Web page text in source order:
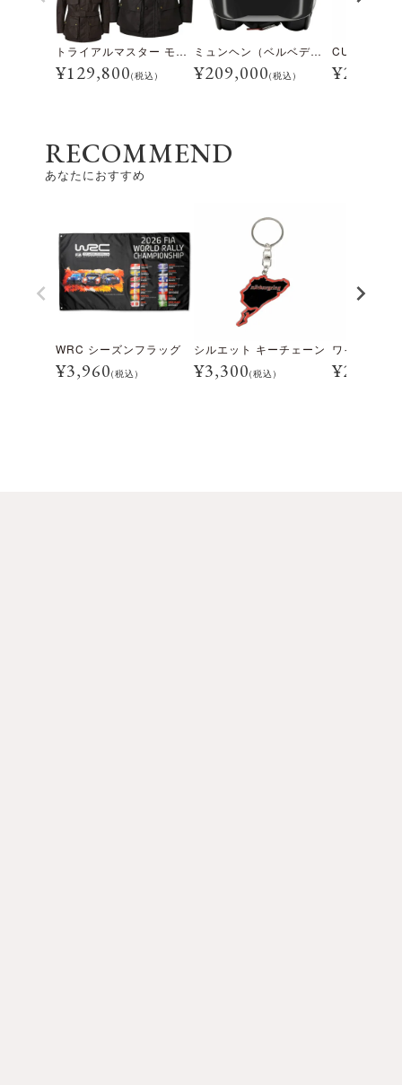
トライアルマスター モーターサイクル ジャケット
¥129,800(税込)
ミュンヘン（ベルベデーレ）
¥209,000(税込) ¥28,600
RECOMMEND
あなたにおすすめ
WRC シーズンフラッグ
¥3,960(税込)
シルエット キーチェーン
¥3,300(税込) ¥22,000